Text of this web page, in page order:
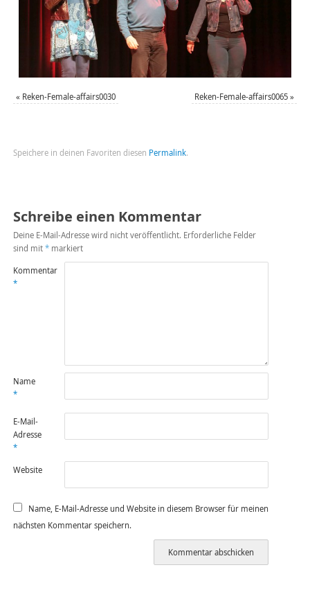
« Reken-Female-affairs0030 Reken-Female-affairs0065 »
Speichere in deinen Favoriten diesen Permalink.
Schreibe einen Kommentar
Deine E-Mail-Adresse wird nicht veröffentlicht. Erforderliche Felder
sind mit *markiert
Kommentar
*
Name
*
E-Mail-
Adresse
*
Website
Name, E-Mail-Adresse und Website in diesem Browser für meinen
nächsten Kommentar speichern.